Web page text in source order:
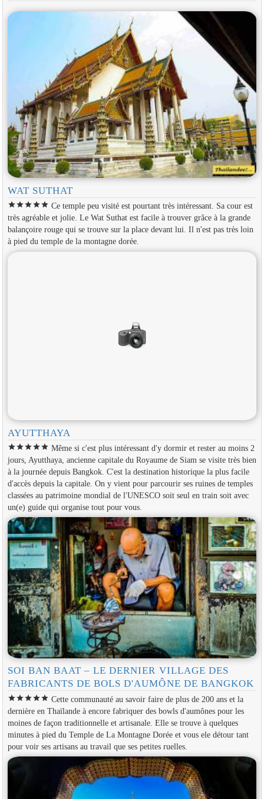
WAT SUTHAT
starstarstarstarstar Ce temple peu visité est pourtant très intéressant. Sa cour est
très agréable et jolie. Le Wat Suthat est facile à trouver grâce à la grande
balançoire rouge qui se trouve sur la place devant lui. Il n'est pas très loin
à pied du temple de la montagne dorée.
AYUTTHAYA
starstarstarstarstar Même si c'est plus intéressant d'y dormir et rester au moins 2
jours, Ayutthaya, ancienne capitale du Royaume de Siam se visite très bien
à la journée depuis Bangkok. C'est la destination historique la plus facile
d'accès depuis la capitale. On y vient pour parcourir ses ruines de temples
classées au patrimoine mondial de l'UNESCO soit seul en train soit avec
un(e) guide qui organise tout pour vous.
SOI BAN BAAT – LE DERNIER VILLAGE DES
FABRICANTS DE BOLS D'AUMÔNE DE BANGKOK
starstarstarstarstar Cette communauté au savoir faire de plus de 200 ans et la
dernière en Thaïlande à encore fabriquer des bowls d'aumônes pour les
moines de façon traditionnelle et artisanale. Elle se trouve à quelques
minutes à pied du Temple de La Montagne Dorée et vous ele détour tant
pour voir ses artisans au travail que ses petites ruelles.